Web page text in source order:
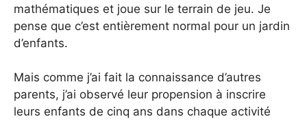
mathématiques et joue sur le terrain de jeu. Je
pense que c’est entièrement normal pour un jardin
d’enfants.
Mais comme j’ai fait la connaissance d’autres
parents, j’ai observé leur propension à inscrire
leurs enfants de cinq ans dans chaque activité